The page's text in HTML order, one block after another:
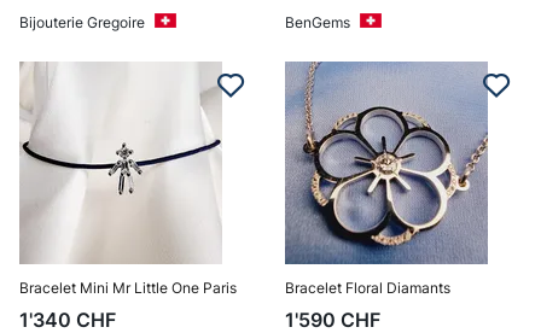
Bijouterie Gregoire BenGems
Bracelet Mini Mr Little One Paris
1'340 CHF
Bracelet Floral Diamants
1'590 CHF